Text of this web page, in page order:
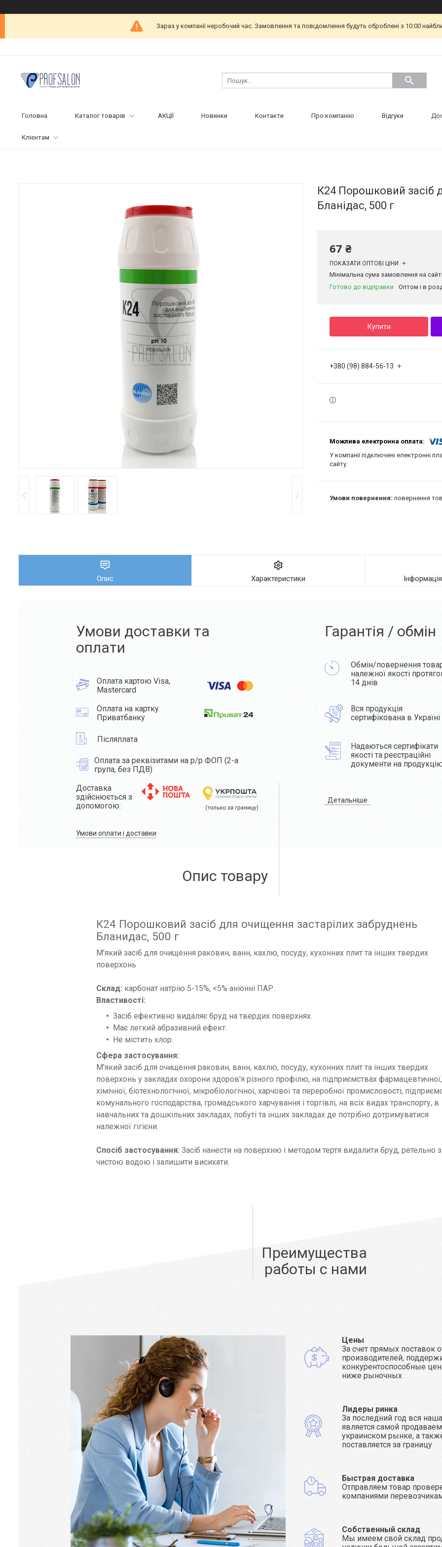
Зараз у компанії неробочий час. Замовлення та повідомлення будуть оброблені з 10:00
Головна Каталог товарів АКЦІЇ Новинки Контакти Про компанію Відгуки
Клієнтам
К24 Порошковий засіб
Бланідас, 500 г
67 ₴
ПОКАЗАТИ ОПТОВІ ЦІНИ
Мінімальна сума замовлення на
Готово до відправки
Оптом і в
Купити
+380 (98) 884-56-13
У компанії підключені електронні
сайту.
повернення
Опис Характеристики
Умови доставки та
оплати
Оплата картою Visa,
Mastercard
Оплата на картку
Приватбанку
Післяплата
Оплата за реквізитами на р/р ФОП (2-а
група, без ПДВ)
Доставка
здійснюється з
допомогою:
Умови оплати і доставки
Гарантія / обмін
Обмін/повернення
належної якості
14 днів
Вся продукція
сертифікована в Україні
Надаються сертифікати
якості та реєстраційні
документи на
Детальніше
Опис товару
К24 Порошковий засіб для очищення застарілих забруднень
Бланидас, 500 г
М'який засіб для очищення раковин, ванн, кахлю, посуду, кухонних плит та інших твердих
поверхонь
Склад: карбонат натрію 5-15%, <5% аніонні ПАР.
Властивості:
Засіб ефективно видаляє бруд на твердих поверхнях.
Має легкий абразивний ефект.
Не містить хлор.
Сфера застосування:
М'який засіб для очищення раковин, ванн, кахлю, посуду, кухонних плит та інших твердих
поверхонь у закладах охорони здоров'я різного профілю, на підприємствах фармацевтичної,
хімічної, біотехнологічної, мікробіологічної, харчової та переробної промисловості,
комунального господарства, громадського харчування і торгівлі, на всіх видах транспорту, в
навчальних та дошкільних закладах, побуті та інших закладах де потрібно дотримуватися
належної гігієни.
Спосіб застосування:Засіб нанести на поверхню і методом тертя видалити бруд, ретельно
чистою водою і залишити висихати.
Преимущества
работы с нами
Цены
За счет прямых поставок
производителей,
конкурентоспособные
ниже рыночных
Лидеры ринка
За последний год вся
является самой
украинском рынке, а
поставляется за границу
Быстрая доставка
Отправляем товар
компаниями
Собственный склад
Мы имеем свой склад